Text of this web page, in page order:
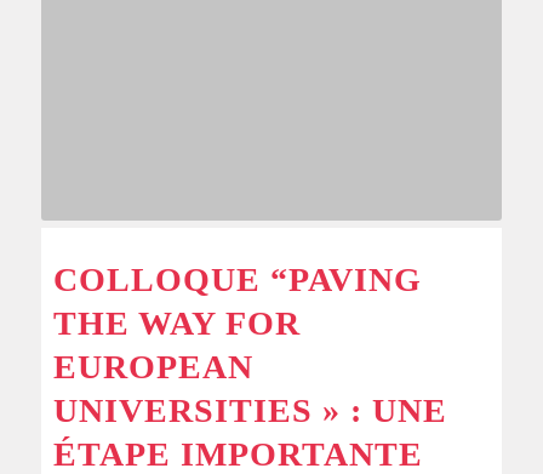
COLLOQUE “PAVING
THE WAY FOR
EUROPEAN
UNIVERSITIES » : UNE
ÉTAPE IMPORTANTE